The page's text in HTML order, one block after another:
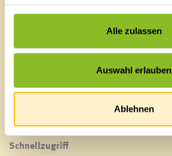
Alle zulassen
Auswahl erlauben
Ablehnen
Marktgemeinde Frastanz
A-6820 Frastanz, Österreich
Lageplan
F 0043 5522 51534-6
E-Mail an das Gemeindeamt
Schnellzugriff